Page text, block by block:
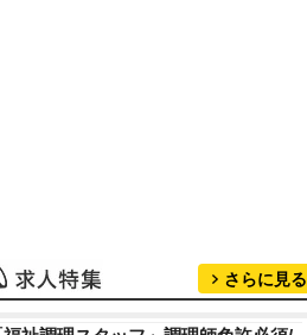
さらに見る